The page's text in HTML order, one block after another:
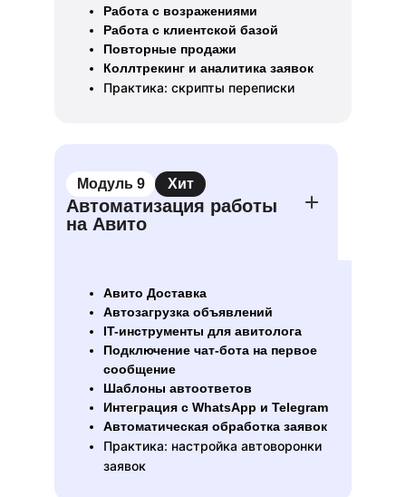
Работа с возражениями
Работа с клиентской базой
Повторные продажи
Коллтрекинг и аналитика заявок
Практика: скрипты переписки
Модуль 9 Хит
Автоматизация работы
на Авито
Авито Доставка
Автозагрузка объявлений
IT-инструменты для авитолога
Подключение чат-бота на первое
сообщение
Шаблоны автоответов
Интеграция с WhatsApp и Telegram
Автоматическая обработка заявок
Практика: настройка автоворонки
заявок